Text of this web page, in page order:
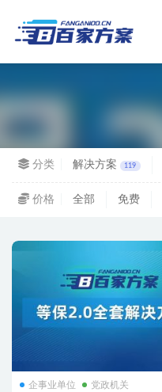
分类 解决方案 119
价格 全部 免费
企事业单位 党政机关